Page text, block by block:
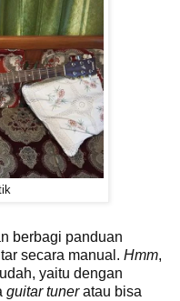
berbagi panduan
secara manual. Hmm,
yaitu dengan
guitar tuneratau bisa